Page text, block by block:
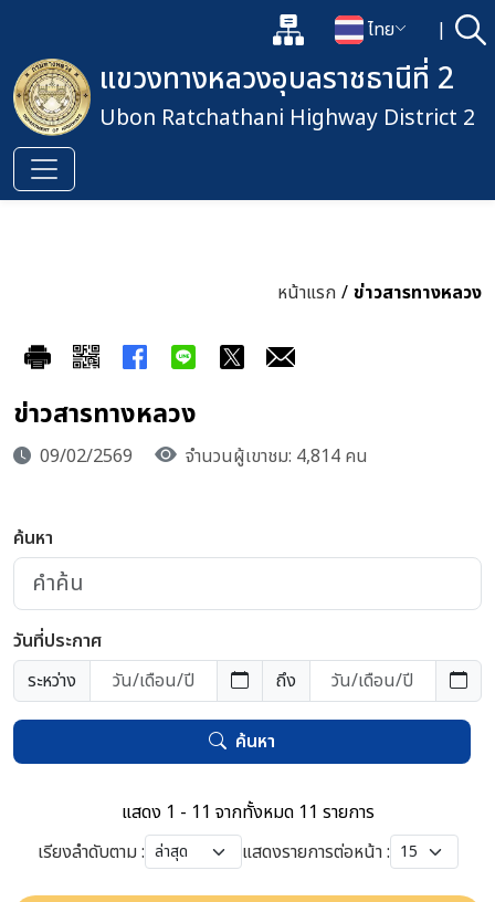
แผนผังเว็บไซต์
เปลี่ยนภาษา
ไทย | ค้
เปิดกล่องค้นหาข้อมูลหลักของเ
แขวงทางหลวงอุบลราชธานีที่ 2
Ubon Ratchathani Highway District 2
หน้าแรก / ข่าวสารทางหลวง
ข่าวสารทางหลวง
09/02/2569 จำนวนผู้เขาชม: 4,814 คน
ค้นหา
วันที่ประกาศ
ระหว่าง
ถึง
ค้นหา
แสดง 1 - 11 จากทั้งหมด 11 รายการ
เรียงลำดับตาม :
แสดงรายการต่อหน้า :